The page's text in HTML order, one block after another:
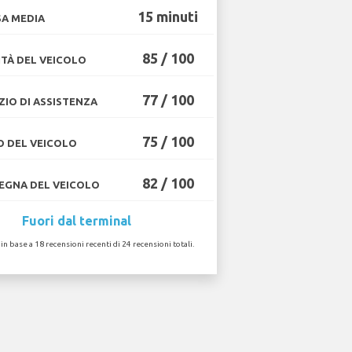
MEDIA 15 minuti
DEL VEICOLO 85 / 100
DI ASSISTENZA 77 / 100
DEL VEICOLO 75 / 100
DEL VEICOLO 82 / 100
Fuori dal terminal
base a 18 recensioni recenti di 24 recensioni totali.